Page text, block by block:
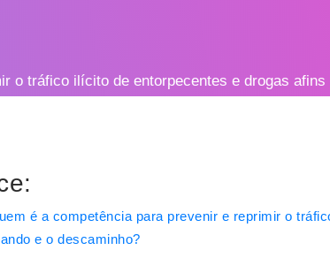
o tráfico ilícito de entorpecentes e drogas
é a competência para prevenir e reprimir o
e o descaminho?